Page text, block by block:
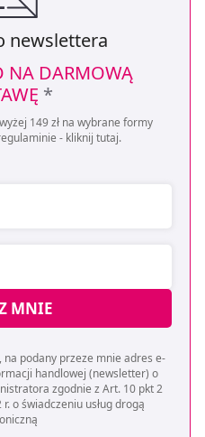
newslettera
NA DARMOWĄ
*
149 zł na wybrane formy
- kliknij tutaj.
MNIE
na podany przeze mnie adres e-
handlowej (newsletter) o
zgodnie z Art. 10 pkt 2
o świadczeniu usług drogą